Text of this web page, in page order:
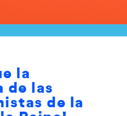
la
de las
de la